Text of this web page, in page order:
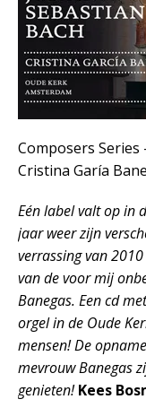
Composers Series
Cristina Garía
Eén label valt op in
jaar weer zijn
verrassing van
van de voor mij
Banegas. Een cd
orgel in de Oude
mensen! De
mevrouw Banegas
genieten! Kees